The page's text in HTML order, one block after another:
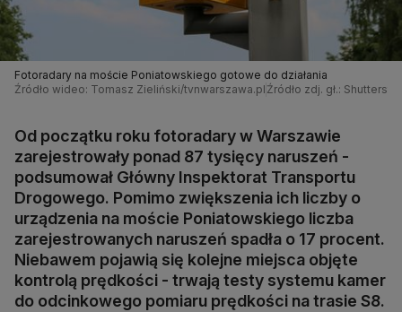
Fotoradary na moście Poniatowskiego gotowe do działania
Źródło wideo: Tomasz Zieliński/tvnwarszawa.pl Źródło zdj. gł.:
Od początku roku fotoradary w Warszawie
zarejestrowały ponad 87 tysięcy naruszeń -
podsumował Główny Inspektorat Transportu
Drogowego. Pomimo zwiększenia ich liczby o
urządzenia na moście Poniatowskiego liczba
zarejestrowanych naruszeń spadła o 17 procent.
Niebawem pojawią się kolejne miejsca objęte
kontrolą prędkości - trwają testy systemu kamer
do odcinkowego pomiaru prędkości na trasie S8.